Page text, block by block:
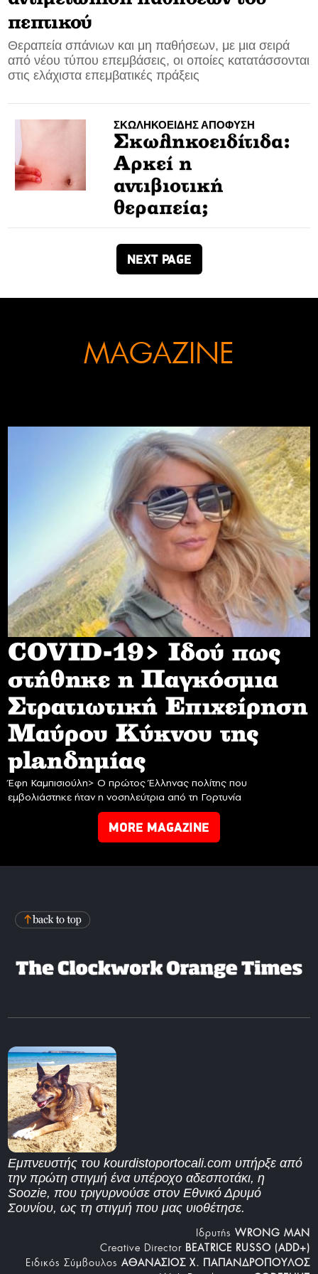
CONTACT
ADVERTISE
πεπτικού
Θεραπεία σπάνιων και μη παθήσεων, με μια σειρά
από νέου τύπου επεμβάσεις, οι οποίες κατατάσσονται
στις ελάχιστα επεμβατικές πράξεις
ΣΚΩΛΗΚΟΕΙΔΗΣ ΑΠΟΦΥΣΗ
Σκωληκοειδίτιδα:
Αρκεί η
αντιβιοτική
θεραπεία;
NEXT PAGE
MAGAZINE
COVID-19> Iδού πως
στήθηκε η Παγκόσμια
Στρατιωτική Επιχείρηση
Mαύρου Κύκνου της
planδημίας
Έφη Καμπισιούλη> Ο πρώτος Έλληνας πολίτης που
εμβολιάστηκε ήταν η νοσηλεύτρια από τη Γορτυνία
MORE MAGAZINE
Εμπνευστής του kourdistoportocali.com υπήρξε από
την πρώτη στιγμή ένα υπέροχο αδεσποτάκι, η
Soozie, που τριγυρνούσε στον Εθνικό Δρυμό
Σουνίου, ως τη στιγμή που μας υιοθέτησε.
Iδρυτής WRONG MAN
Creative Director BEATRICE RUSSO (ADD+)
Ειδικός Σύμβουλος ΑΘΑΝΑΣΙΟΣ Χ. ΠΑΠΑΝΔΡΟΠΟΥΛΟΣ